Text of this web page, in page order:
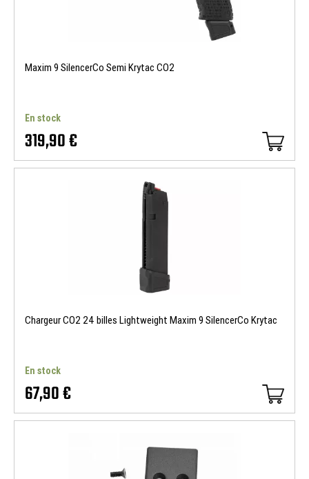
Maxim 9 SilencerCo Semi Krytac CO2
En stock
319,90 €
Chargeur CO2 24 billes Lightweight Maxim 9 SilencerCo Krytac
En stock
67,90 €